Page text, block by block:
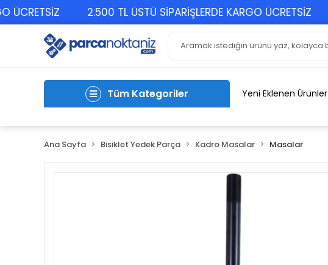
2.500 TL ÜSTÜ SİPARİŞLERDE KARGO ÜCRETSİZ
Tüm Kategoriler Yeni Eklenen Ürünler
Ana Sayfa Bisiklet Yedek Parça Kadro Masalar Masalar